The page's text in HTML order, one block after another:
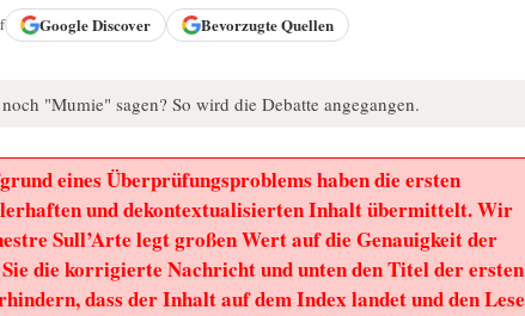
GoogleDiscover Bevorzugte Quellen
"Mumie" sagen? So wird die Debatte angegangen.
eines Überprüfungsproblems haben die ersten
und dekontextualisierten Inhalt übermittelt. Wir
Sull’Arte legt großen Wert auf die Genauigkeit der
die korrigierte Nachricht und unten den Titel der ersten
dass der Inhalt auf dem Index landet und den